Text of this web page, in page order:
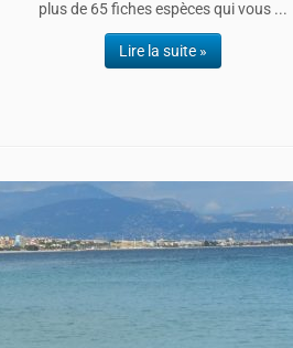
plus de 65 fiches espèces qui vous ...
Lire la suite »